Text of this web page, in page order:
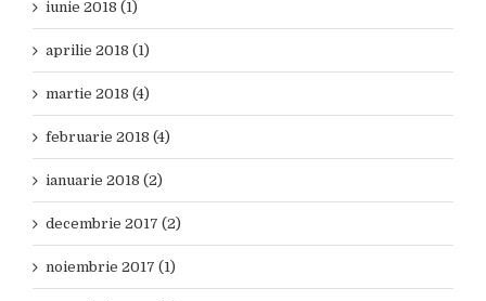
iunie 2018 (1)
aprilie 2018 (1)
martie 2018 (4)
februarie 2018 (4)
ianuarie 2018 (2)
decembrie 2017 (2)
noiembrie 2017 (1)